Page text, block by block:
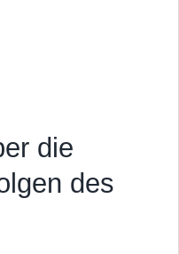
die
des